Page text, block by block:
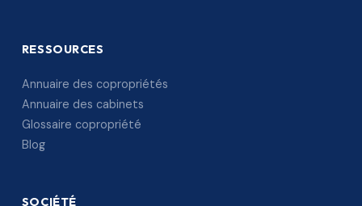
RESSOURCES
Annuaire des copropriétés
Annuaire des cabinets
Glossaire copropriété
Blog
SOCIÉTÉ